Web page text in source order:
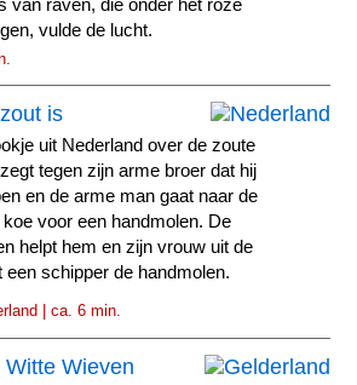
van raven, die onder het roze
vulde de lucht.
is
uit Nederland over de zoute
tegen zijn arme broer dat hij
en de arme man gaat naar de
voor een handmolen. De
helpt hem en zijn vrouw uit de
schipper de handmolen.
| ca. 6 min.
Wieven